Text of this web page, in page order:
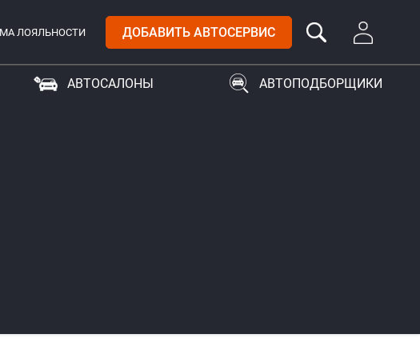
ЛОЯЛЬНОСТИ ДОБАВИТЬ АВТОСЕРВИС
АВТОСАЛОНЫ АВТОПОДБОРЩИКИ